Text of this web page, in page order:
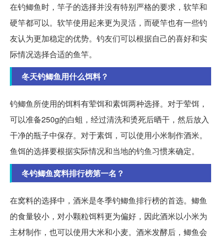
在钓鲫鱼时，竿子的选择并没有特别严格的要求，软竿和
硬竿都可以。软竿使用起来更为灵活，而硬竿也有一些钓
友认为更加稳定的优势。钓友们可以根据自己的喜好和实
际情况选择合适的鱼竿。
冬天钓鲫鱼用什么饵料？
钓鲫鱼所使用的饵料有荤饵和素饵两种选择。对于荤饵，
可以准备250g的白蛆，经过清洗和烫死后晒干，然后放入
干净的瓶子中保存。对于素饵，可以使用小米制作酒米。
鱼饵的选择要根据实际情况和当地的钓鱼习惯来确定。
冬钓鲫鱼窝料排行榜第一名？
在窝料的选择中，酒米是冬季钓鲫鱼排行榜的首选。鲫鱼
的食量较小，对小颗粒饵料更为偏好，因此酒米以小米为
主材制作，也可以使用大米和小麦。酒米发酵后，鲫鱼会